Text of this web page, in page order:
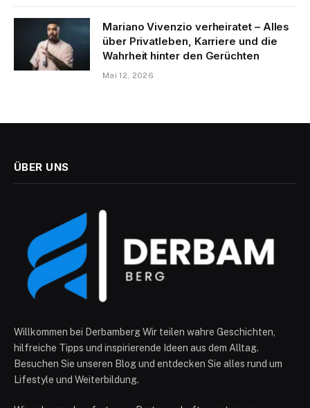
Mariano Vivenzio verheiratet – Alles
über Privatleben, Karriere und die
Wahrheit hinter den Gerüchten
Mai 12, 2026
ÜBER UNS
Willkommen bei Derbamberg Wir teilen wahre Geschichten,
hilfreiche Tipps und inspirierende Ideen aus dem Alltag.
Besuchen Sie unseren Blog und entdecken Sie alles rund um
Lifestyle und Weiterbildung.